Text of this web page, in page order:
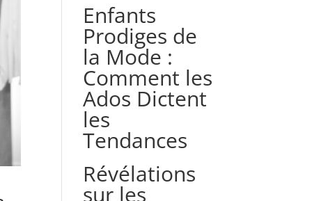
Enfants
Prodiges de
la Mode :
Comment les
Ados Dictent
les
Tendances
Révélations
sur les